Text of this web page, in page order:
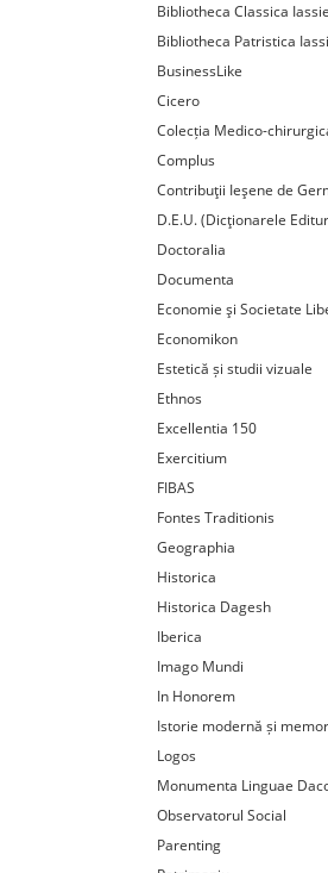
Bibliotheca Classica
Bibliotheca Patristica
BusinessLike
Cicero
Colecția Medico-
Complus
Contribuţii Ieşene de
D.E.U. (Dicţionarele
Doctoralia
Documenta
Economie şi Societate
Economikon
Estetică și studii vizuale
Ethnos
Excellentia 150
Exercitium
FIBAS
Fontes Traditionis
Geographia
Historica
Historica Dagesh
Iberica
Imago Mundi
In Honorem
Istorie modernă și
Logos
Monumenta Linguae
Observatorul Social
Parenting